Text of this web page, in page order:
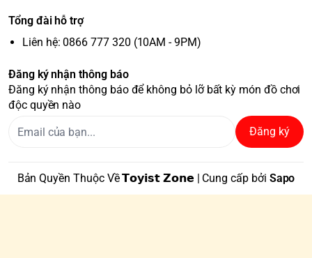
Tổng đài hỗ trợ
Liên hệ: 0866 777 320 (10AM - 9PM)
Đăng ký nhận thông báo
Đăng ký nhận thông báo để không bỏ lỡ bất kỳ món đồ chơi
độc quyền nào
Đăng ký
Bản Quyền Thuộc Về 𝗧𝗼𝘆𝗶𝘀𝘁 𝗭𝗼𝗻𝗲 | Cung cấp bởi Sapo